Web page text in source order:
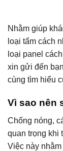
Nhằm giúp
loại tấm cách
loại panel
xin gửi đến
cùng tìm hiểu
Vì sao nên
Chống nóng,
quan trọng khi
Việc này